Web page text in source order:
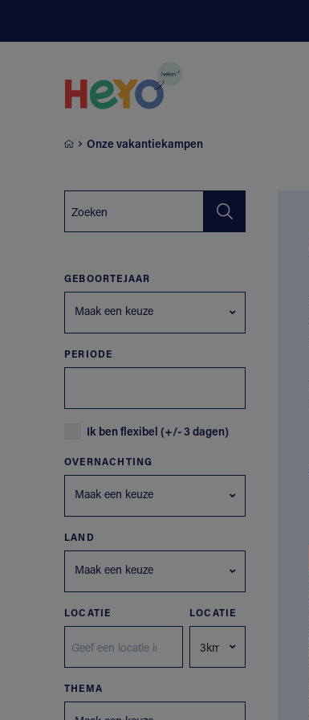
Onze vakantiekampen
GEBOORTEJAAR
Maak een keuze
PERIODE
Ik ben flexibel (+/- 3 dagen)
OVERNACHTING
Maak een keuze
LAND
Maak een keuze
LOCATIE LOCATIE
THEMA